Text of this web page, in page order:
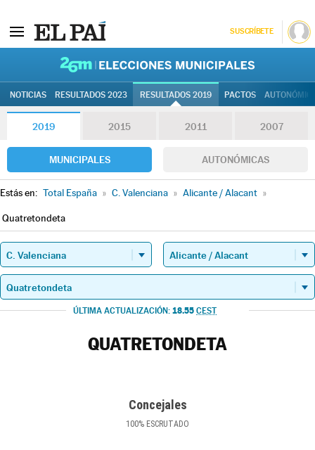
SUSCRÍBETE
NOTICIAS RESULTADOS 2023 RESULTADOS 2019 PACTOS
2019 2015 2011 2007
MUNICIPALES AUTONÓMICAS
Estás en: Total España » C. Valenciana » Alicante / Alacant »
Quatretondeta
ÚLTIMA ACTUALIZACIÓN: 18.55 CEST
QUATRETONDETA
Concejales
100% ESCRUTADO